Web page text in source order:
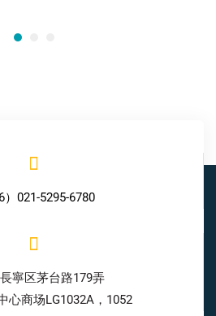
）021-5295-6780
寧区茅台路179弄
心商场LG1032A，1052